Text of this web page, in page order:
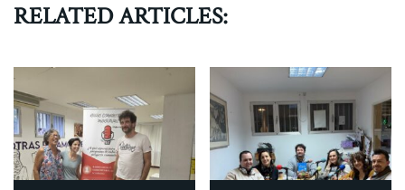
RELATED ARTICLES: